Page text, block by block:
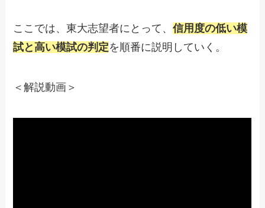
ここでは、東大志望者にとって、信用度の低い模
試と高い模試の判定を順番に説明していく。
＜解説動画＞